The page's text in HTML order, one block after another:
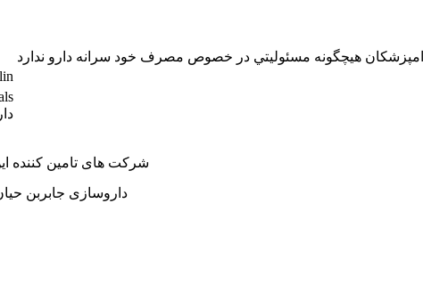
هيچگونه مسئوليتي در خصوص مصرف خود سرانه دارو ندارد
شرکت های تامین کننده
داروسازی جابربن